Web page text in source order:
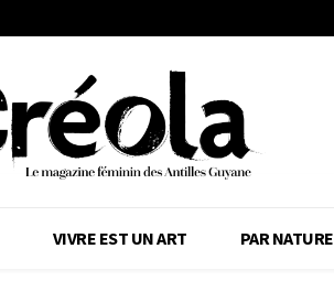
VIVRE EST UN ART PAR NATURE